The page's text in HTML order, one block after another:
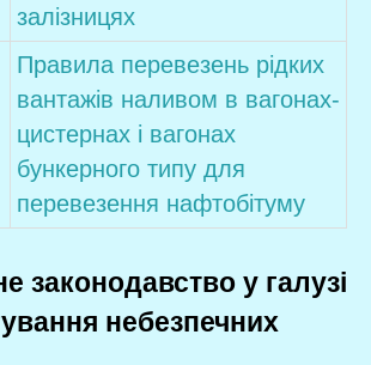
залізницях
Правила перевезень рідких
вантажів наливом в вагонах-
цистернах і вагонах
бункерного типу для
перевезення нафтобітуму
законодавство у галузі
небезпечних